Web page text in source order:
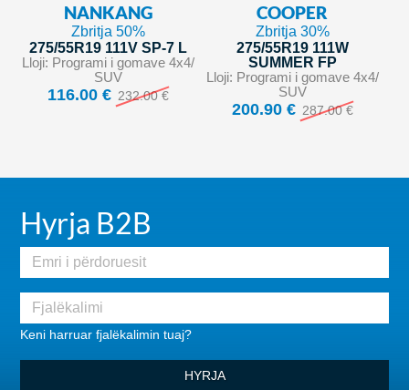
NANKANG
Zbritja 50%
275/55R19 111V SP-7 L
Lloji: Programi i gomave 4x4/
SUV
116.00 € 232.00 €
COOPER
Zbritja 30%
275/55R19 111W
SUMMER FP
Lloji: Programi i gomave 4x4/
SUV
200.90 € 287.00 €
Hyrja B2B
Keni harruar fjalëkalimin tuaj?
HYRJA